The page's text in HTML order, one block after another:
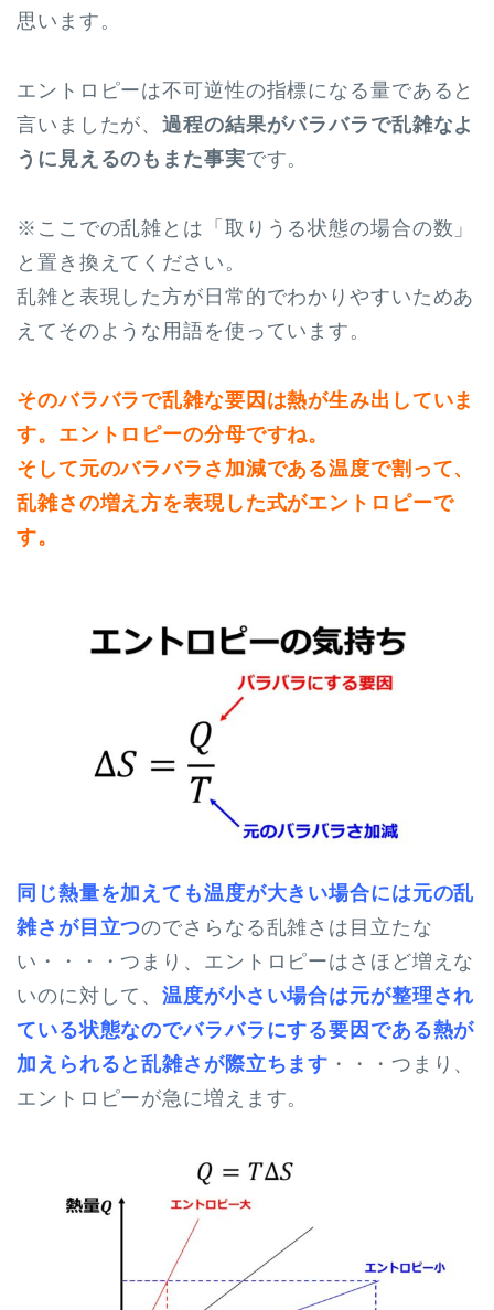
思います。
エントロピーは不可逆性の指標になる量であると
言いましたが、過程の結果がバラバラで乱雑なよ
うに見えるのもまた事実です。
※ここでの乱雑とは「取りうる状態の場合の数」
と置き換えてください。
乱雑と表現した方が日常的でわかりやすいためあ
えてそのような用語を使っています。
そのバラバラで乱雑な要因は熱が生み出していま
す。エントロピーの分母ですね。
そして元のバラバラさ加減である温度で割って、
乱雑さの増え方を表現した式がエントロピーで
す。
同じ熱量を加えても温度が大きい場合には元の乱
雑さが目立つのでさらなる乱雑さは目立たな
い・・・・つまり、エントロピーはさほど増えな
いのに対して、温度が小さい場合は元が整理され
ている状態なのでバラバラにする要因である熱が
加えられると乱雑さが際立ちます ・・・つまり、
エントロピーが急に増えます。